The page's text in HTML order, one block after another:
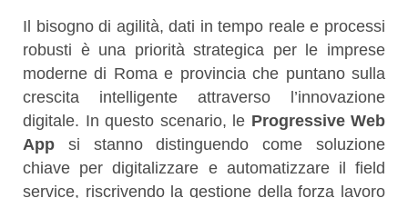
Il bisogno di agilità, dati in tempo reale e processi
robusti è una priorità strategica per le imprese
moderne di Roma e provincia che puntano sulla
crescita intelligente attraverso l’innovazione
digitale. In questo scenario, le Progressive Web
App si stanno distinguendo come soluzione
chiave per digitalizzare e automatizzare il field
service, riscrivendo la gestione della forza lavoro